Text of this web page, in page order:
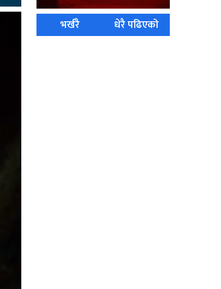
भर्खरै धेरै पढिएको